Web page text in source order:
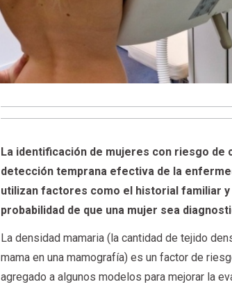
La identificación de mujeres con riesgo de
detección temprana efectiva de la
utilizan factores como el historial familiar
probabilidad de que una mujer sea
La densidad mamaria (la cantidad de tejido
mama en una mamografía) es un factor de
agregado a algunos modelos para mejorar la